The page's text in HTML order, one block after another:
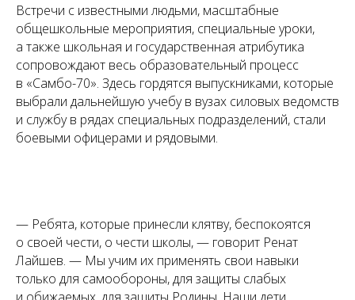
Встречи с известными людьми, масштабные
общешкольные мероприятия, специальные уроки,
а также школьная и государственная атрибутика
сопровождают весь образовательный процесс
в «Самбо-70». Здесь гордятся выпускниками, которые
выбрали дальнейшую учебу в вузах силовых ведомств
и службу в рядах специальных подразделений, стали
боевыми офицерами и рядовыми.
— Ребята, которые принесли клятву, беспокоятся
о своей чести, о чести школы, — говорит Ренат
Лайшев. — Мы учим их применять свои навыки
только для самообороны, для защиты слабых